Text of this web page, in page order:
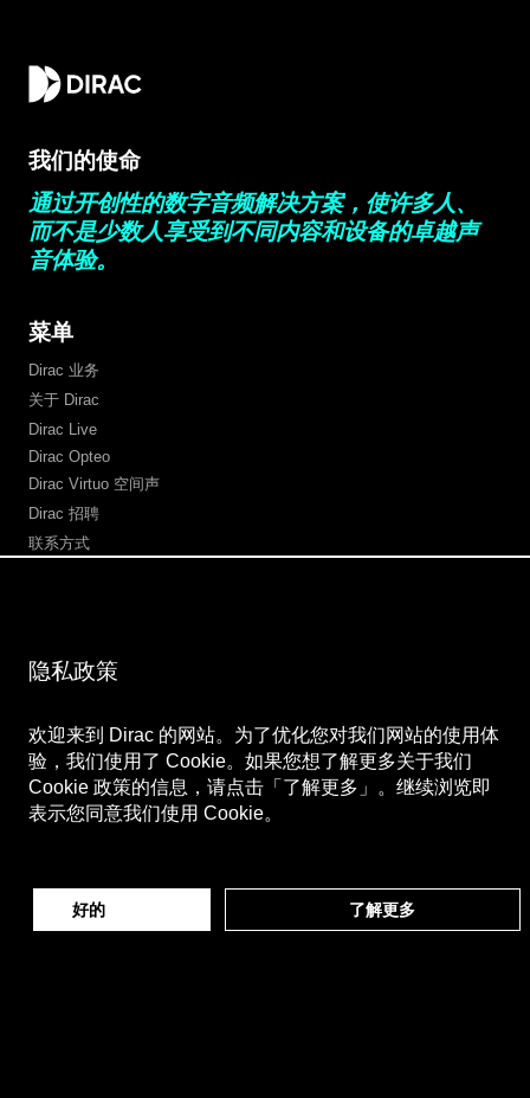
隐私政策
欢迎来到 Dirac 的网站。为了优化您对我们网站的使用体
验，我们使用了 Cookie。如果您想了解更多关于我们
Cookie 政策的信息，请点击「了解更多」。继续浏览即
表示您同意我们使用 Cookie。
了解更多
我们的使命
通过开创性的数字音频解决方案，使许多人、
而不是少数人享受到不同内容和设备的卓越声
音体验。
菜单
Dirac 业务
关于 Dirac
Dirac Live
Dirac Opteo
Dirac Virtuo 空间声
Dirac 招聘
联系方式
深入了解
隐私政策
使用条款
支付信息
Bilibili